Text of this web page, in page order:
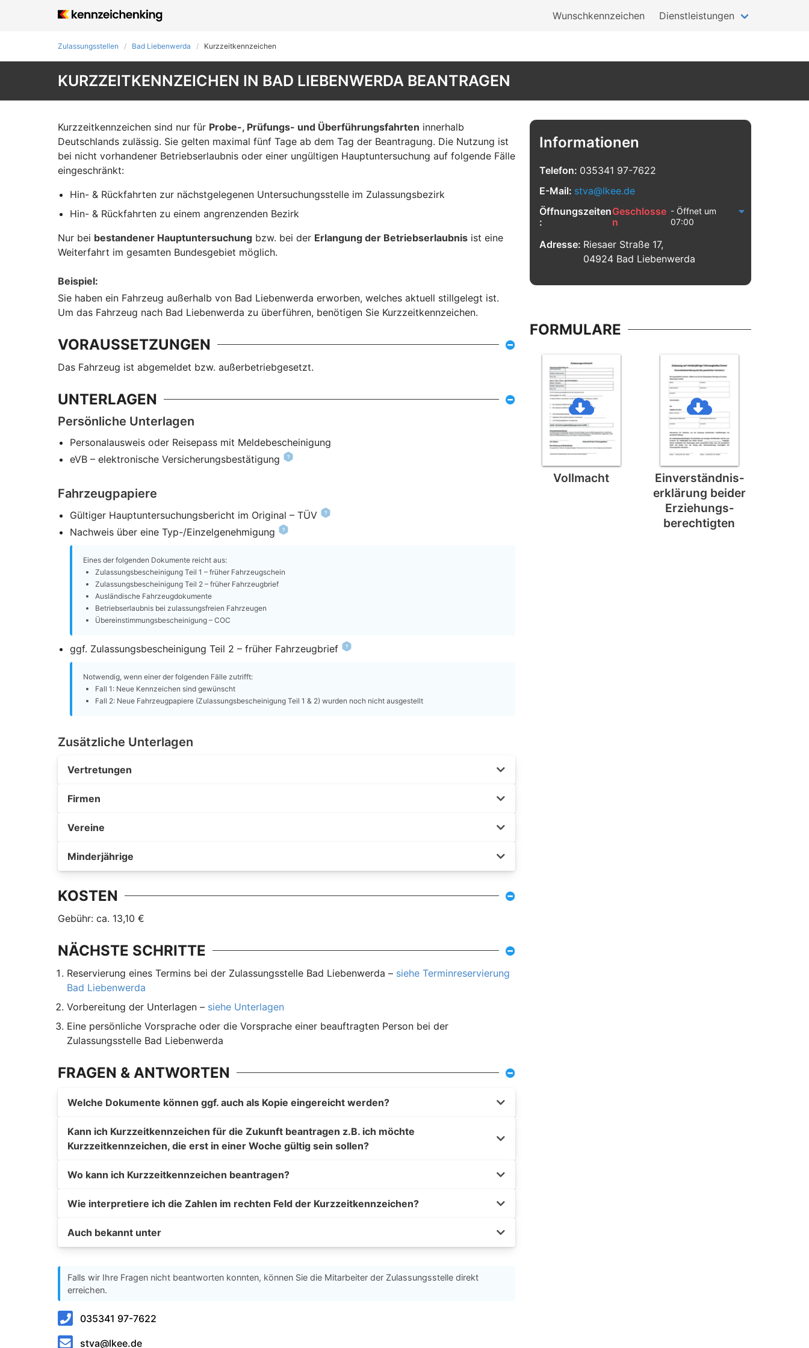
Wunschkennzeichen Dienstleistungen
Zulassungsstellen Bad Liebenwerda Kurzzeit­kennzeichen
KURZZEITKENNZEICHEN IN BAD LIEBENWERDA BEANTRAGEN
Kurzzeitkennzeichen sind nur für Probe-, Prüfungs- und Überführungsfahrten innerhalb
Deutschlands zulässig. Sie gelten maximal fünf Tage ab dem Tag der Beantragung. Die Nutzung ist
bei nicht vorhandener Betriebserlaubnis oder einer ungültigen Hauptuntersuchung auf folgende Fälle
eingeschränkt:
Hin- & Rückfahrten zur nächstgelegenen Untersuchungsstelle im Zulassungsbezirk
Hin- & Rückfahrten zu einem angrenzenden Bezirk
Nur bei bestandener Hauptuntersuchung bzw. bei der Erlangung der Betriebserlaubnis ist eine
Weiterfahrt im gesamten Bundesgebiet möglich.
Beispiel:
Sie haben ein Fahrzeug außerhalb von Bad Liebenwerda erworben, welches aktuell stillgelegt ist.
Um das Fahrzeug nach Bad Liebenwerda zu überführen, benötigen Sie Kurzzeitkennzeichen.
VORAUSSETZUNGEN
Das Fahrzeug ist abgemeldet bzw. außerbetriebgesetzt.
UNTERLAGEN
Persönliche Unterlagen
Personalausweis oder Reisepass mit Meldebescheinigung
eVB – elektronische Versicherungsbestätigung
Fahrzeugpapiere
Gültiger Hauptuntersuchungsbericht im Original – TÜV
Nachweis über eine Typ-/Einzelgenehmigung
Eines der folgenden Dokumente reicht aus:
Zulassungsbescheinigung Teil 1 – früher Fahrzeugschein
Zulassungsbescheinigung Teil 2 – früher Fahrzeugbrief
Ausländische Fahrzeugdokumente
Betriebserlaubnis bei zulassungsfreien Fahrzeugen
Übereinstimmungsbescheinigung – COC
ggf. Zulassungsbescheinigung Teil 2 – früher Fahrzeugbrief
Notwendig, wenn einer der folgenden Fälle zutrifft:
Fall 1: Neue Kennzeichen sind gewünscht
Fall 2: Neue Fahrzeugpapiere (Zulassungsbescheinigung Teil 1 & 2) wurden noch nicht ausgestellt
Zusätzliche Unterlagen
Vertretungen
Firmen
Vereine
Minderjährige
KOSTEN
Gebühr: ca. 13,10 €
NÄCHSTE SCHRITTE
Reservierung eines Termins bei der Zulassungsstelle Bad Liebenwerda – siehe Terminreservierung
Bad Liebenwerda
Vorbereitung der Unterlagen – siehe Unterlagen
Eine persönliche Vorsprache oder die Vorsprache einer beauftragten Person bei der
Zulassungsstelle Bad Liebenwerda
FRAGEN & ANTWORTEN
Welche Dokumente können ggf. auch als Kopie eingereicht werden?
Kann ich Kurzzeitkennzeichen für die Zukunft beantragen z.B. ich möchte
Kurzzeitkennzeichen, die erst in einer Woche gültig sein sollen?
Wo kann ich Kurzzeitkennzeichen beantragen?
Wie interpretiere ich die Zahlen im rechten Feld der Kurzzeitkennzeichen?
Auch bekannt unter
Falls wir Ihre Fragen nicht beantworten konnten, können Sie die Mitarbeiter der Zulassungsstelle direkt
erreichen.
035341 97-7622
stva@lkee.de
Informationen
Telefon: 035341 97-7622
E-Mail: stva@lkee.de
Öffnungszeiten
:
Geschlosse
n
- Öffnet um
07:00
Adresse: Riesaer Straße 17,
04924 Bad Liebenwerda
FORMULARE
Vollmacht
Einverständnis­
erklärung beider
Erziehungs­
berechtigten